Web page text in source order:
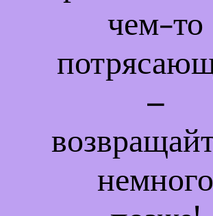
чем-то
–
немного